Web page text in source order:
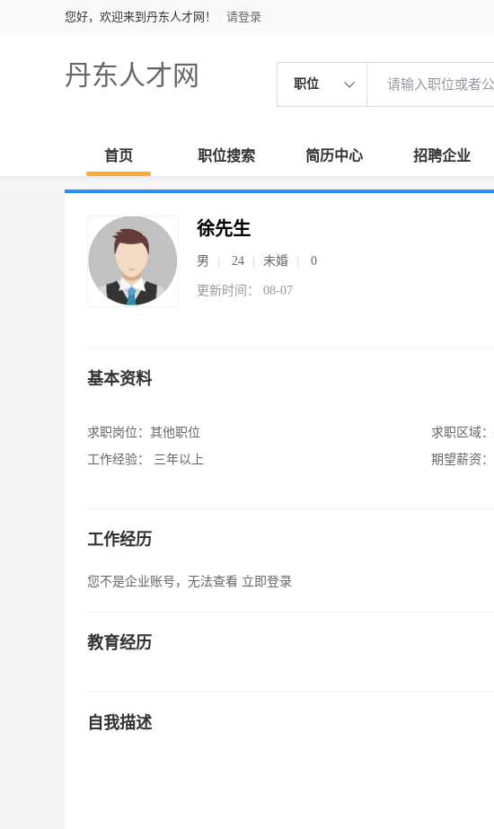
您好，欢迎来到丹东人才网！ 请登录
丹东人才网 职位
首页 职位搜索 简历中心 招聘企业
徐先生
男 24 未婚 0
更新时间： 08-07
基本资料
求职岗位： 其他职位
工作经验：
三年以上
求职区域：
期望薪资：
工作经历
您不是企业账号，无法查看 立即登录
教育经历
自我描述